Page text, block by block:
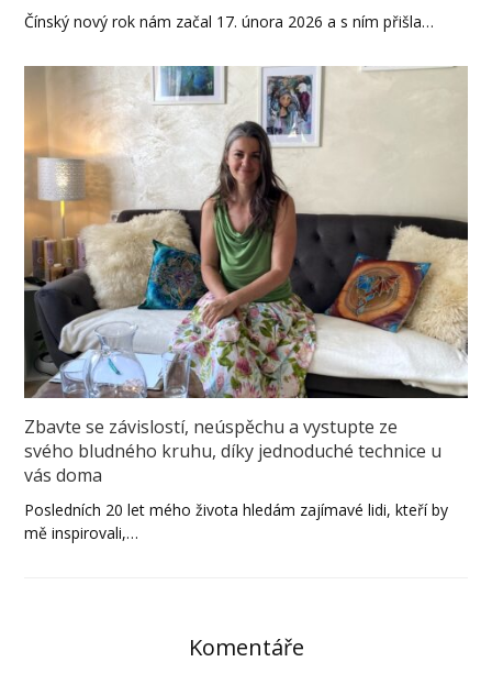
Čínský nový rok nám začal 17. února 2026 a s ním přišla…
Zbavte se závislostí, neúspěchu a vystupte ze
svého bludného kruhu, díky jednoduché technice u
vás doma
Posledních 20 let mého života hledám zajímavé lidi, kteří by
mě inspirovali,…
Komentáře